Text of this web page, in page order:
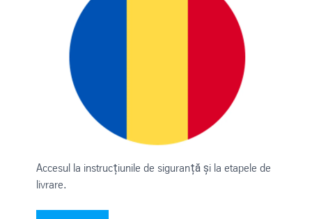
Accesul la instrucțiunile de siguranță și la etapele de
livrare.